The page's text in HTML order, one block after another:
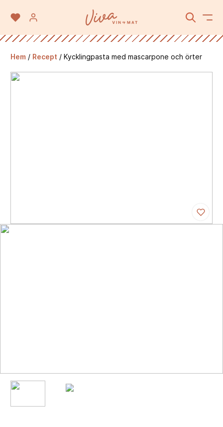
Hem / Recept / Kycklingpasta med mascarpone och örter